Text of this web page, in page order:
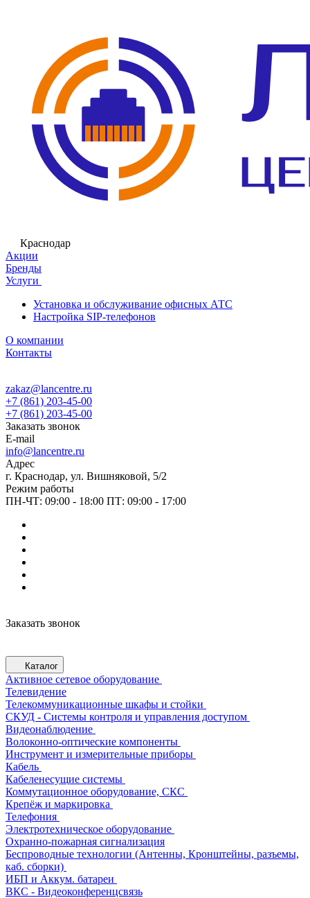
Краснодар
Акции
Бренды
Услуги
Установка и обслуживание офисных АТС
Настройка SIP-телефонов
О компании
Контакты
zakaz@lancentre.ru
+7 (861) 203-45-00
+7 (861) 203-45-00
Заказать звонок
E-mail
info@lancentre.ru
Адрес
г. Краснодар, ул. Вишняковой, 5/2
Режим работы
ПН-ЧТ: 09:00 - 18:00 ПТ: 09:00 - 17:00
Заказать звонок
Каталог
Активное сетевое оборудование
Телевидение
Телекоммуникационные шкафы и стойки
СКУД - Системы контроля и управления доступом
Видеонаблюдение
Волоконно-оптические компоненты
Инструмент и измерительные приборы
Кабель
Кабеленесущие системы
Коммутационное оборудование, СКС
Крепёж и маркировка
Телефония
Электротехническое оборудование
Охранно-пожарная сигнализация
Беспроводные технологии (Антенны, Кронштейны, разъемы,
каб. сборки)
ИБП и Аккум. батареи
ВКС - Видеоконференцсвязь